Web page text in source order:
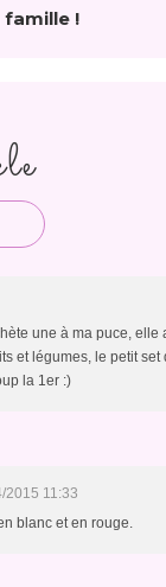
!
une à ma puce,
et légumes, le petit
la 1er :)
2015 11:33
blanc et en rouge.